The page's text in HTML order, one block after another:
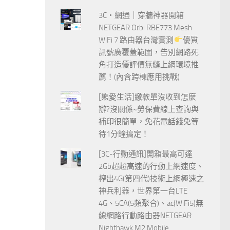
3C‧網通｜穿牆神器開箱
NETGEAR Orbi RBE773 Mesh
WiFi 7 路由器台灣實測
優質
訊號廣覆蓋範圍，告別網路死
角打造優評價無縫上網環境推
薦！(內含跨棟應用挑戰)
[熊愛生活]繳款單沒收到怎麼
辦?沒關係~勞保費線上查詢與
補印很簡單，免花電話錢免等
待1分鐘搞定！
[3C-行動通訊]開箱最高可達
2Gb超超高速的行動上網速度、
榨出4G(第四代)技術上網極速之
神兵利器，世界第一台LTE
4G、5CA(5頻聚合)、ac(WiFi5)無
線網路行動路由器NETGEAR
Nighthawk M2 Mobile